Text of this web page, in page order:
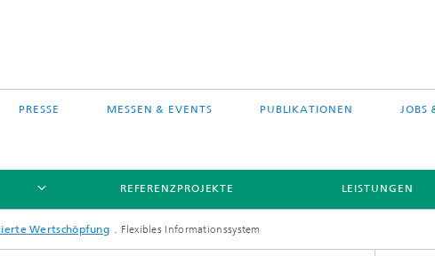
PRESSE MESSEN & EVENTS PUBLIKATIONEN JOBS
REFERENZPROJEKTE LEISTUNGEN
Wertschöpfung Flexibles Informationssystem